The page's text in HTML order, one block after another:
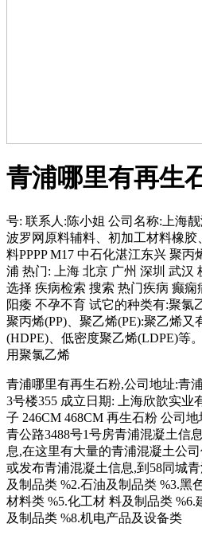
青浦哪里有再生
号: 联系人:陈小姐 公司名称:上海
波罗网原料辅料、初加工材料橡
料PPPP M17 中石化湛江东兴 聚
浦 热门: 上海 北京 广州 深圳 武汉
选择 疾病检索 搜索 热门疾病 癫
阳痿 不孕不育 试它的种类有:聚氯
聚丙烯(PP)、聚乙烯(PE):聚乙烯又
(HDPE)、低密度聚乙烯(LDPE)等
用聚氯乙烯
青浦哪里有再生石粉,公司地址:青
3号楼355 成立日期: 上海欣歆实业
子 246CM 468CM 再生石粉 公司
青公路3488号1号房青浦混凝土信
息,在这里有大量的青浦混凝土公
或发布青浦混凝土信息,到58同城
及制品类 %2.石油及制品类 %3.黑
材料类 %5.化工材 料及制品类
及制品类 %8.机电产品及设备类